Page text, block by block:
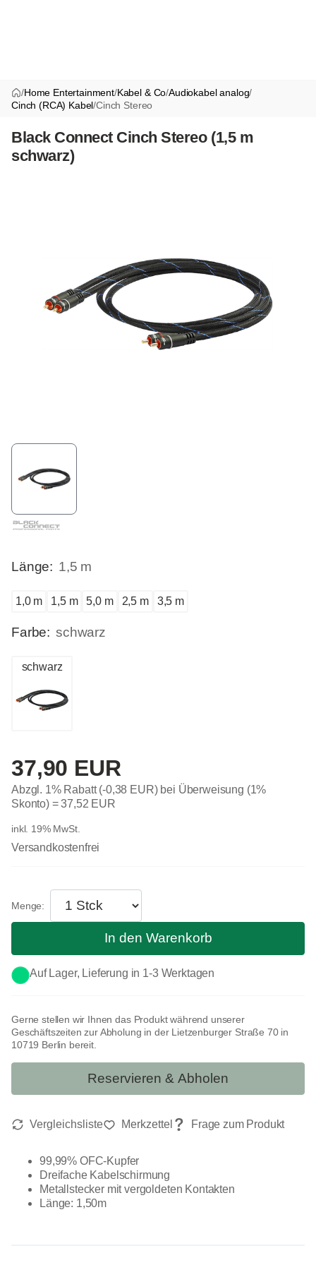
/Home Entertainment/Kabel & Co/Audiokabel analog/
Cinch (RCA) Kabel/Cinch Stereo
Black Connect Cinch Stereo (1,5 m
schwarz)
99,99% OFC-Kupfer
Dreifache Kabelschirmung
Metallstecker mit vergoldeten Kontakten
Länge: 1,50m
Länge: 1,5 m
1,0 m 1,5 m 5,0 m 2,5 m 3,5 m
Farbe: schwarz
schwarz
37,90 EUR
Abzgl. 1% Rabatt (-0,38 EUR) bei Überweisung (1%
Skonto) =37,52 EUR
inkl. 19% MwSt.
Versandkostenfrei
Gerne stellen wir Ihnen das Produkt während unserer
Geschäftszeiten zur Abholung in der Lietzenburger Straße 70 in
10719 Berlin bereit.
Reservieren & Abholen
Auf Lager, Lieferung in 1-3 Werktagen
In den Warenkorb